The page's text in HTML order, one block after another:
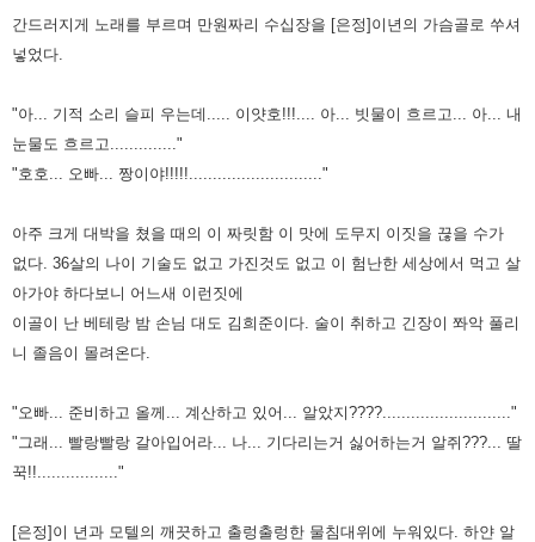
간드러지게 노래를 부르며 만원짜리 수십장을 [은정]이년의 가슴골로 쑤셔
넣었다.
"아... 기적 소리 슬피 우는데..... 이얏호!!!.... 아... 빗물이 흐르고... 아... 내
눈물도 흐르고.............."
"호호... 오빠... 짱이야!!!!!............................"
아주 크게 대박을 쳤을 때의 이 짜릿함 이 맛에 도무지 이짓을 끊을 수가
없다. 36살의 나이 기술도 없고 가진것도 없고 이 험난한 세상에서 먹고 살
아가야 하다보니 어느새 이런짓에
이골이 난 베테랑 밤 손님 대도 김희준이다. 술이 취하고 긴장이 쫘악 풀리
니 졸음이 몰려온다.
"오빠... 준비하고 올께... 계산하고 있어... 알았지????..........................."
"그래... 빨랑빨랑 갈아입어라... 나... 기다리는거 싫어하는거 알쥐???... 딸
꾹!!................."
[은정]이 년과 모텔의 깨끗하고 출렁출렁한 물침대위에 누워있다. 하얀 알